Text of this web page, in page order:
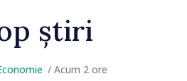
știri
/ Acum 2 ore